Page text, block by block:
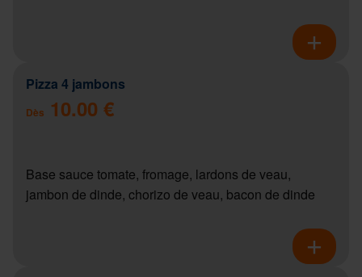
Pizza 4 jambons
Dès 10.00 €
Base sauce tomate, fromage, lardons de veau,
jambon de dinde, chorizo de veau, bacon de dinde